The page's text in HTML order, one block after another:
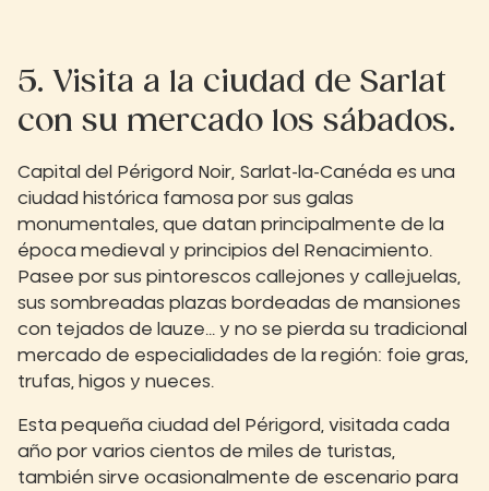
5. Visita a la ciudad de Sarlat
con su mercado los sábados.
Capital del Périgord Noir, Sarlat-la-Canéda es una
ciudad histórica famosa por sus galas
monumentales, que datan principalmente de la
época medieval y principios del Renacimiento.
Pasee por sus pintorescos callejones y callejuelas,
sus sombreadas plazas bordeadas de mansiones
con tejados de lauze... y no se pierda su tradicional
mercado de especialidades de la región: foie gras,
trufas, higos y nueces.
Esta pequeña ciudad del Périgord, visitada cada
año por varios cientos de miles de turistas,
también sirve ocasionalmente de escenario para